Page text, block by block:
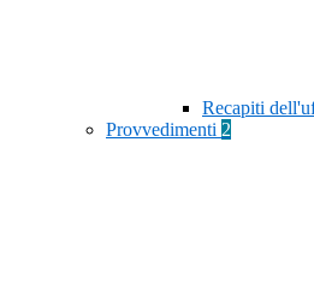
Recapiti
Provvedimenti 2